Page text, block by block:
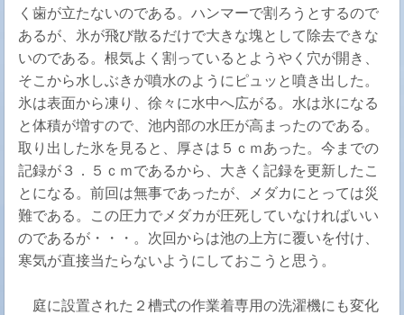
く歯が立たないのである。ハンマーで割ろうとするので
あるが、氷が飛び散るだけで大きな塊として除去できな
いのである。根気よく割っているとようやく穴が開き、
そこから水しぶきが噴水のようにピュッと噴き出した。
氷は表面から凍り、徐々に水中へ広がる。水は氷になる
と体積が増すので、池内部の水圧が高まったのである。
取り出した氷を見ると、厚さは５ｃｍあった。今までの
記録が３．５ｃｍであるから、大きく記録を更新したこ
とになる。前回は無事であったが、メダカにとっては災
難である。この圧力でメダカが圧死していなければいい
のであるが・・・。次回からは池の上方に覆いを付け、
寒気が直接当たらないようにしておこうと思う。
庭に設置された２槽式の作業着専用の洗濯機にも変化